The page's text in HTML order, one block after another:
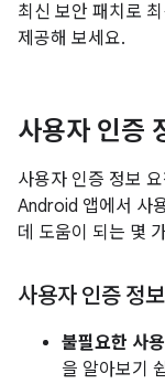
최신 보안 패치로
제공해 보세요.
사용자 인증
사용자 인증 정보
Android 앱에서 사
데 도움이 되는 몇
사용자 인증 정
불필요한 사
을 알아보기